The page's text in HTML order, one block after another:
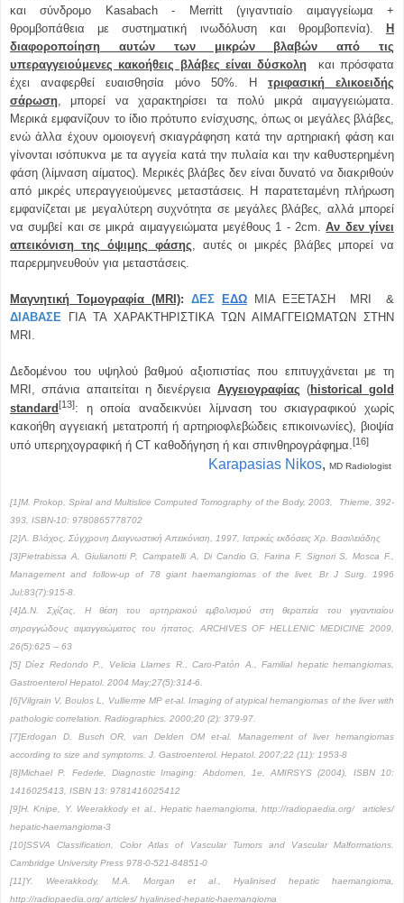
και σύνδρομο Kasabach - Merritt (γιγαντιαίο αιμαγγείωμα +
θρομβοπάθεια με συστηματική ινωδόλυση και θρομβοπενία). Η
διαφοροποίηση αυτών των μικρών βλαβών από τις
υπεραγγειούμενες κακοήθεις βλάβες είναι δύσκολη και πρόσφατα
έχει αναφερθεί ευαισθησία μόνο 50%. Η τριφασική ελικοειδής
σάρωση , μπορεί να χαρακτηρίσει τα πολύ μικρά αιμαγγειώματα.
Μερικά εμφανίζουν το ίδιο πρότυπο ενίσχυσης, όπως οι μεγάλες βλάβες,
ενώ άλλα έχουν ομοιογενή σκιαγράφηση κατά την αρτηριακή φάση και
γίνονται ισόπυκνα με τα αγγεία κατά την πυλαία και την καθυστερημένη
φάση (λίμναση αίματος). Μερικές βλάβες δεν είναι δυνατό να διακριθούν
από μικρές υπεραγγειούμενες μεταστάσεις. Η παρατεταμένη πλήρωση
εμφανίζεται με μεγαλύτερη συχνότητα σε μεγάλες βλάβες, αλλά μπορεί
να συμβεί και σε μικρά αιμαγγειώματα μεγέθους 1 - 2cm.Αν δεν γίνει
απεικόνιση της όψιμης φάσης , αυτές οι μικρές βλάβες μπορεί να
παρερμηνευθούν για μεταστάσεις.
Μαγνητική Τομογραφία (MRI): ΔΕΣ ΕΔΩ ΜΙΑ ΕΞΕΤΑΣΗ ΜRI &
ΔΙΑΒΑΣΕ ΓΙΑ ΤΑ ΧΑΡΑΚΤΗΡΙΣΤΙΚΑ ΤΩΝ ΑΙΜΑΓΓΕΙΩΜΑΤΩΝ ΣΤΗΝ
MRI
Δεδομένου του υψηλού βαθμού αξιοπιστίας που επιτυγχάνεται με τη
MRI, σπάνια απαιτείται η διενέργειαAγγειογραφίας (historical gold
standard[13]: η οποία αναδεικνύει λίμναση του σκιαγραφικού χωρίς
κακοήθη αγγειακή μετατροπή ή αρτηριοφλεβώδεις επικοινωνίες), βιοψία
υπό υπερηχογραφική ή CT καθοδήγηση ή και σπινθηρογράφημα.[16]
Karapasias Nikos, MD Radiologist
[1]M. Prokop, Spiral and Multislice Computed Tomography of the Body, 2003, Τhieme, 392-
393, ISBN-10: 9780865778702
[2]Λ. Βλάχος, Σύγχρονη Διαγνωστική Απεικόνιση, 1997, Ιατρικές εκδόσεις Χρ. Βασιλειάδης
[3]Pietrabissa A, Giulianotti P, Campatelli A, Di Candio G, Farina F, Signori S, Mosca F.,
Management and follow-up of 78 giant haemangiomas of the liver, Br J Surg. 1996
Jul;83(7):915-8.
[4]Δ.Ν. Σχίζας, Η θέση του αρτηριακού εμβολισμού στη θεραπεία του γιγαντιαίου
σηραγγώδους αιμαγγειώματος του ήπατος, ARCHIVES OF HELLENIC MEDICINE 2009,
26(5):625 – 63
[5] Díez Redondo P., Velicia Llames R., Caro-Patón A., Familial hepatic hemangiomas,
Gastroenterol Hepatol. 2004 May;27(5):314-6.
[6]Vilgrain V, Boulos L, Vullierme MP et-al. Imaging of atypical hemangiomas of the liver with
pathologic correlation. Radiographics. 2000;20 (2): 379-97.
[7]Erdogan D, Busch OR, van Delden OM et-al. Management of liver hemangiomas
according to size and symptoms. J. Gastroenterol. Hepatol. 2007;22 (11): 1953-8
[8]Michael P. Federle, Diagnostic Imaging: Abdomen, 1e, AMIRSYS (2004), ISBN 10:
1416025413, ISBN 13: 9781416025412
[9]H. Knipe, Y. Weerakkody et al., Hepatic haemangioma, http://radiopaedia.org/ articles/
hepatic-haemangioma-3
[10]SSVA Classification, Color Atlas of Vascular Tumors and Vascular Malformations.
Cambridge University Press 978-0-521-84851-0
[11]Y. Weerakkody, M.A. Morgan et al., Hyalinised hepatic haemangioma,
http://radiopaedia.org/ articles/ hyalinised-hepatic-haemangioma